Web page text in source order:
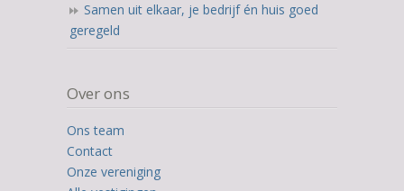
Samen uit elkaar, je bedrijf én huis goed
geregeld
Over ons
Ons team
Contact
Onze vereniging